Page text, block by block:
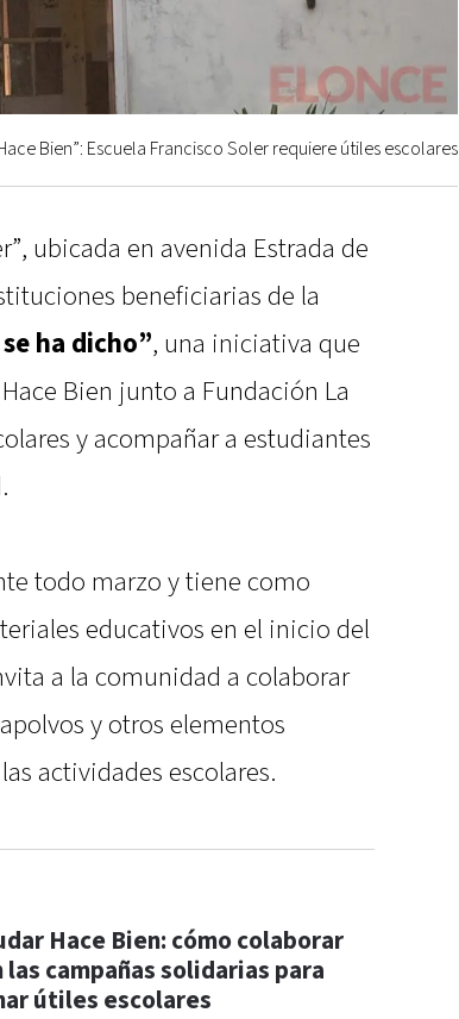
Bien”: Escuela Francisco Soler requiere útiles escolares
ubicada en avenida Estrada de
beneficiarias de la
ha dicho”, una iniciativa que
Bien junto a Fundación La
y acompañar a estudiantes
todo marzo y tiene como
educativos en el inicio del
a la comunidad a colaborar
y otros elementos
actividades escolares.
Hace Bien: cómo colaborar
las campañas solidarias para
útiles escolares